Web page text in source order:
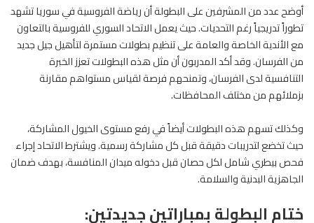
أوضح عدد من المشرفين على البطولة أن رياضة الفروسية في سوريا تشهد
تطوراً تدريجياً رغم التحديات. حيث يعمل الاتحاد السوري للفروسية بالتعاون
مع الأندية الخاصة والعامة على تنظيم بطولات مستمرة لتأهيل جيل جديد
من الفرسان. وقد أكد المدربون أن مثل هذه البطولات تعزز الخبرة
التنافسية لدى الفرسان، وتمنحهم فرصة لقياس مستواهم مقارنة
بزملائهم من مختلف المحافظات.
وكذلك تسهم هذه البطولات أيضاً في رفع مستوى الخيول المشاركة،
حيث تخضع لتدريبات دقيقة قبل كل مشاركة رسمية. ويشترط الاتحاد إجراء
فحص بيطري شامل لكل حصان قبل دخوله ميدان المنافسة، بهدف ضمان
الجاهزية البدنية والسلامة.
ختام البطولة بمباراتين جديدتين: